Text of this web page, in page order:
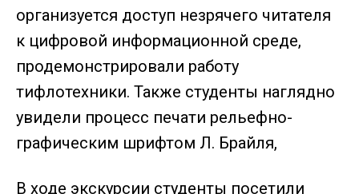
организуется доступ незрячего читателя
к цифровой информационной среде,
продемонстрировали работу
тифлотехники. Также студенты наглядно
увидели процесс печати рельефно-
графическим шрифтом Л. Брайля,
В ходе экскурсии студенты посетили